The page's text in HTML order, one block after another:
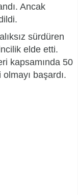
Ancak
sürdüren
elde etti.
kapsamında 50
başardı.